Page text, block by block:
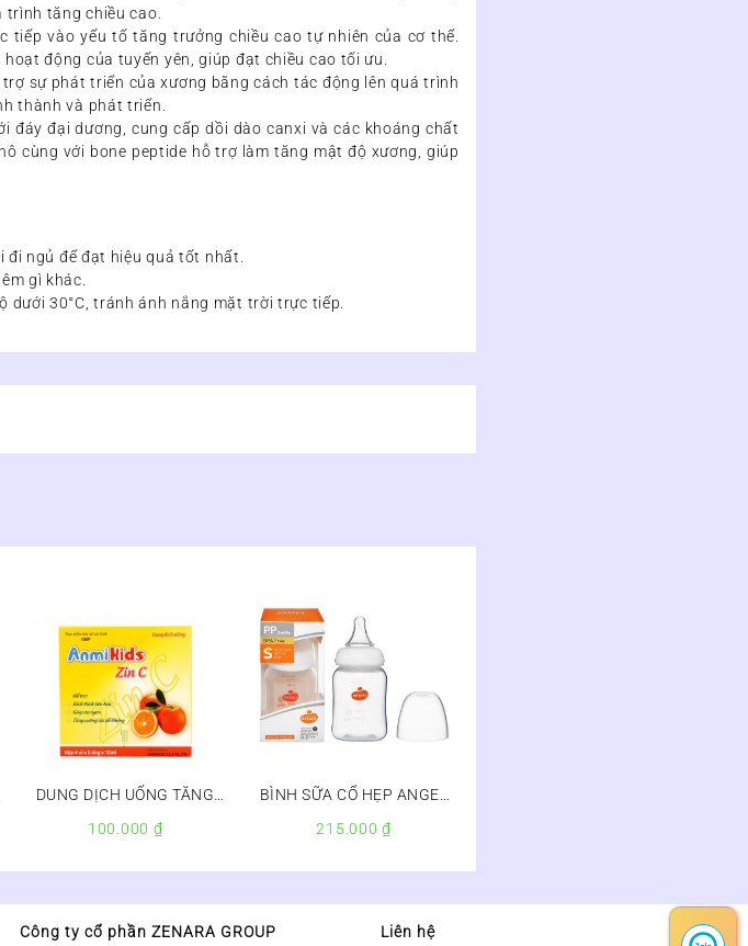
tăng chiều cao.
vào yếu tố tăng trưởng chiều cao tự nhiên của cơ thể.
động của tuyến yên, giúp đạt chiều cao tối ưu.
sự phát triển của xương bằng cách tác động lên quá trình
thành và phát triển.
đáy đại dương, cung cấp dồi dào canxi và các khoáng chất
cùng với bone peptide hỗ trợ làm tăng mật độ xương, giúp
đi ngủ để đạt hiệu quả tốt nhất.
gì khác.
dưới 30°C, tránh ánh nắng mặt trời trực tiếp.
DUNG DỊCH UỐNG TĂNG
SỨC ĐỀ KHÁNG ANMIKIDS
100.000 ₫
BÌNH SỮA CỔ HẸP ANGEL
WESSER 140ML
215.000₫
Công ty cổ phần ZENARA GROUP Liên hệ